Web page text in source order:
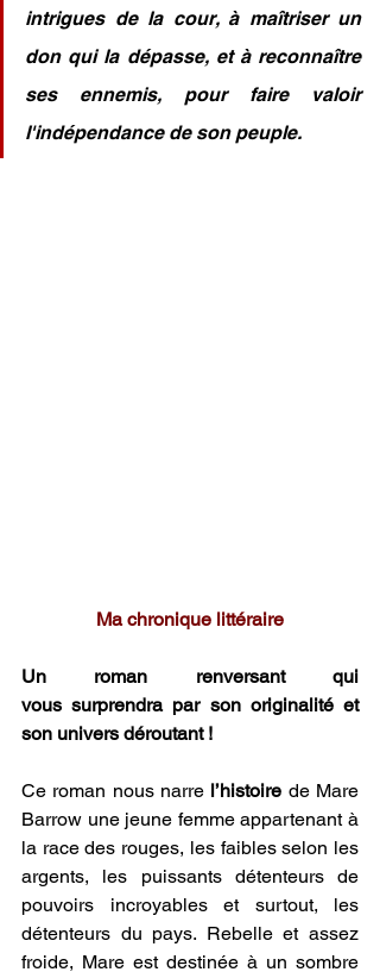
intrigues de la cour, à maîtriser un
don qui la dépasse, et à reconnaître
ses ennemis, pour faire valoir
l'indépendance de son peuple.
Ma chronique littéraire
Un roman renversant qui
vous surprendra par son originalité et
son univers déroutant !
Ce roman nous narre l’histoire de Mare
Barrow une jeune femme appartenant à
la race des rouges, les faibles selon les
argents, les puissants détenteurs de
pouvoirs incroyables et surtout, les
détenteurs du pays. Rebelle et assez
froide, Mare est destinée à un sombre